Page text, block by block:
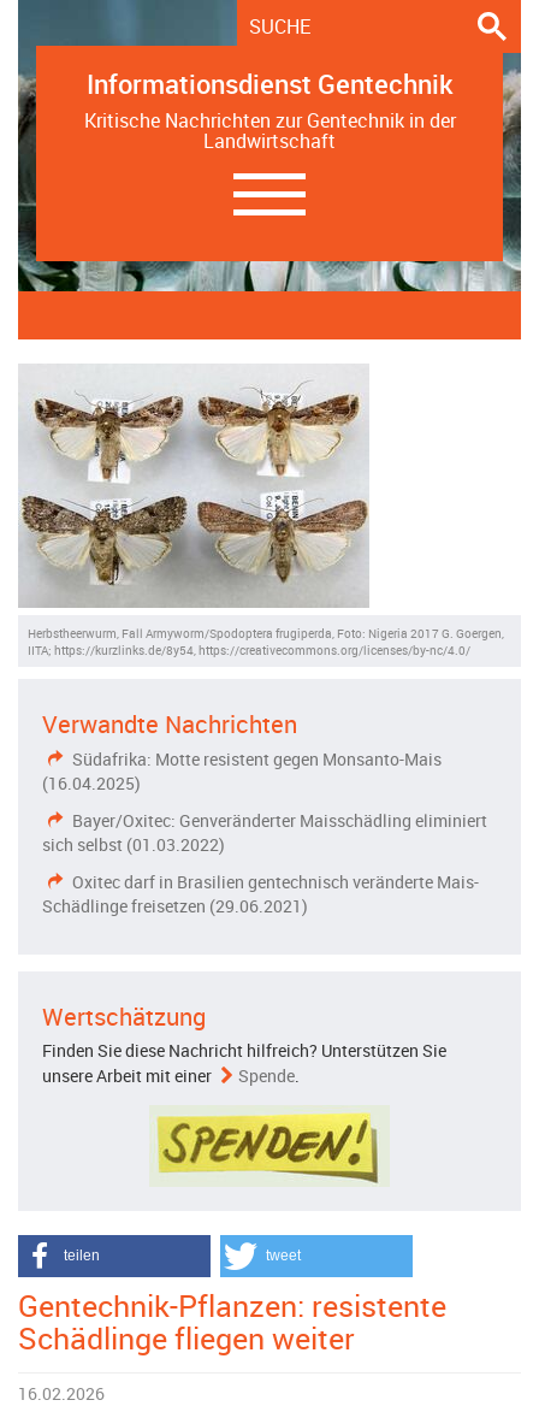
Informationsdienst Gentechnik
Kritische Nachrichten zur Gentechnik in der
Landwirtschaft
Navigation
ein-/ausblenden
Herbstheerwurm, Fall Armyworm/Spodoptera frugiperda, Foto: Nigeria 2017 G. Goergen,
IITA; https://kurzlinks.de/8y54, https://creativecommons.org/licenses/by-nc/4.0/
Verwandte Nachrichten
Südafrika: Motte resistent gegen Monsanto-Mais
(16.04.2025)
Bayer/Oxitec: Genveränderter Maisschädling eliminiert
sich selbst (01.03.2022)
Oxitec darf in Brasilien gentechnisch veränderte Mais-
Schädlinge freisetzen (29.06.2021)
Wertschätzung
Finden Sie diese Nachricht hilfreich? Unterstützen Sie
unsere Arbeit mit einer
Spende.
teilen tweet
Gentechnik-Pflanzen: resistente
Schädlinge fliegen weiter
16.02.2026